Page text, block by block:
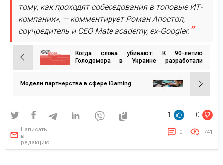
тому, как проходят собеседования в топовые ИТ-
компании», — комментирует Роман Апостол,
соучредитель и СЕО Mate academy, ex-Googler.
Навигация
по
записям
Когда слова убивают: К 90-летию
Голодомора в Украине разработали
Модели партнерства в сфере iGaming
1 0
Написать
в
редакцию
0 741